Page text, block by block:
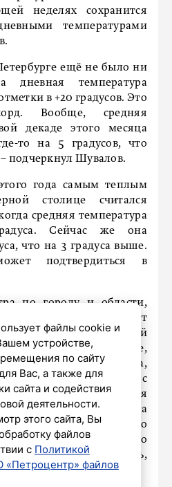
неделях сохранится
температурами
ещё не было ни
дневная температура
в +20 градусов. Это
Вообще, средняя
декаде этого месяца
то на 5 градусов, что
подчеркнул Шувалов.
года самым теплым
столице считался
средняя температура
Сейчас же она
что на 3 градуса выше.
подтвердиться в
по городу и области,
дожди, но они будут
связано с фронтальной
идёт по Прибалтике,
и от Санкт-Петербурга,
1-3 градуса. Но начиная с
антициклональная
снова будет на
И так будет не только
следующей неделе. Это
лета. Можно сказать,
– сказал синоптик.
файлы cookie и
устройстве,
по сайту
Вас, а также для
сайта и содействия
деятельности.
этого сайта, Вы
файлов
с Политикой
«Петроцентр» файлов